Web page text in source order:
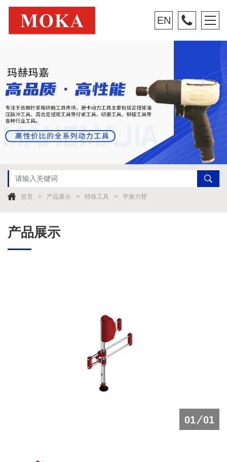
EN
首页 产品展示 特殊工具 平衡力臂
产品展示
01 01